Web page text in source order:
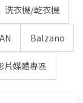
洗衣機/乾衣機
Balzano
片媒體專區